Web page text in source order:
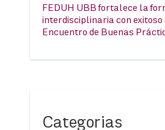
FEDUH UBB fortalece la
interdisciplinaria con exitoso
Encuentro de Buenas
Categorias